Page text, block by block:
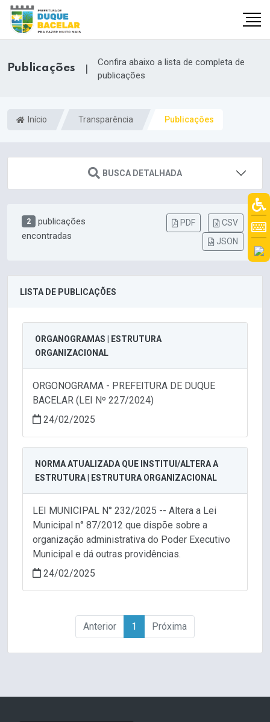
Publicações |
Confira abaixo a lista de completa de
publicações
Início Transparência Publicações
BUSCA DETALHADA
2
publicações
encontradas
PDF
CSV
JSON
LISTA DE PUBLICAÇÕES
ORGANOGRAMAS | ESTRUTURA
ORGANIZACIONAL
ORGONOGRAMA - PREFEITURA DE DUQUE
BACELAR (LEI Nº 227/2024)
24/02/2025
NORMA ATUALIZADA QUE INSTITUI/ALTERA A
ESTRUTURA | ESTRUTURA ORGANIZACIONAL
LEI MUNICIPAL N° 232/2025 -- Altera a Lei
Municipal n° 87/2012 que dispõe sobre a
organização administrativa do Poder Executivo
Municipal e dá outras providências.
24/02/2025
Anterior 1 Próxima